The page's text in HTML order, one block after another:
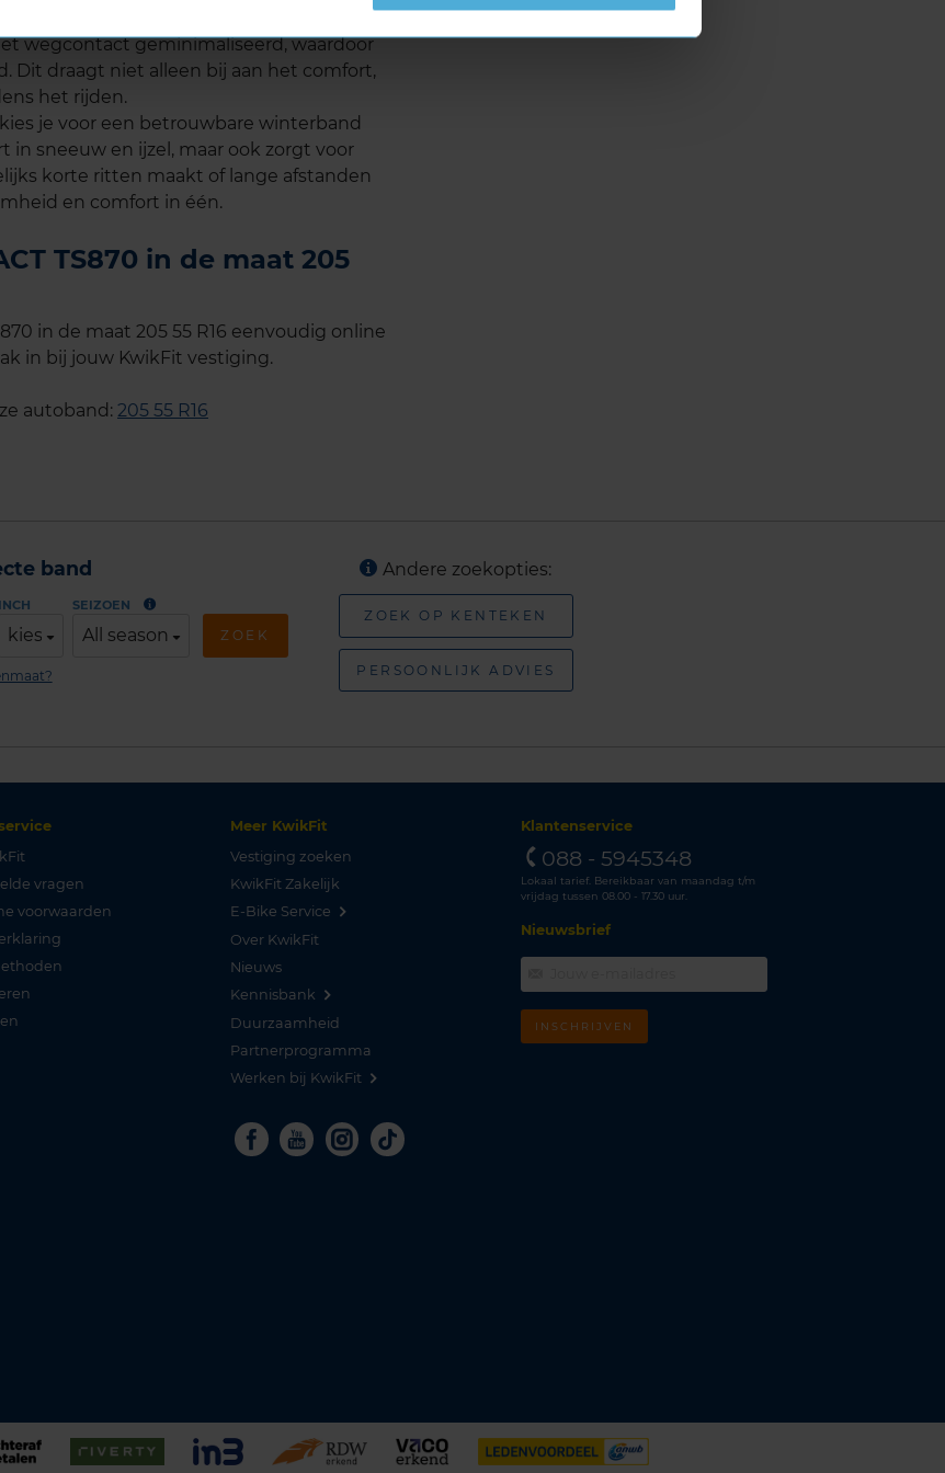
afstanden. Dankzij de
wegcontact geminimaliseerd, waardoor
Dit draagt niet alleen bij aan het comfort,
het rijden.
je voor een betrouwbare winterband
sneeuw en ijzel, maar ook zorgt voor
korte ritten maakt of lange afstanden
en comfort in één.
TS870 in de maat 205
in de maat 205 55 R16 eenvoudig online
in bij jouw KwikFit vestiging.
autoband: 205 55 R16
band
INCH
kies
SEIZOEN
All season ZOEK
Andere zoekopties:
ZOEK OP KENTEKEN
PERSOONLIJK ADVIES
vragen
voorwaarden
Meer KwikFit
Vestiging zoeken
KwikFit Zakelijk
E-Bike Service
Over KwikFit
Nieuws
Kennisbank
Duurzaamheid
Partnerprogramma
Werken bij KwikFit
Facebook
YoutubeInstagram
Tiktok
Klantenservice
088 - 5945348
Lokaal tarief. Bereikbaar van maandag t/m
vrijdag tussen 08.00 - 17.30 uur.
Nieuwsbrief
INSCHRIJVEN